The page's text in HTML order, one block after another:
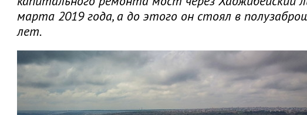
марта 2019 года, а до этого он стоял в
лет.